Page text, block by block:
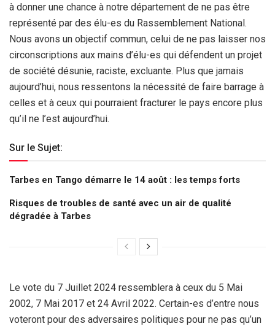
à donner une chance à notre département de ne pas être
représenté par des élu-es du Rassemblement National.
Nous avons un objectif commun, celui de ne pas laisser nos
circonscriptions aux mains d’élu-es qui défendent un projet
de société désunie, raciste, excluante. Plus que jamais
aujourd’hui, nous ressentons la nécessité de faire barrage à
celles et à ceux qui pourraient fracturer le pays encore plus
qu’il ne l’est aujourd’hui.
Sur le Sujet:
Tarbes en Tango démarre le 14 août : les temps forts
Risques de troubles de santé avec un air de qualité
dégradée à Tarbes
Le vote du 7 Juillet 2024 ressemblera à ceux du 5 Mai
2002, 7 Mai 2017 et 24 Avril 2022. Certain-es d’entre nous
voteront pour des adversaires politiques pour ne pas qu’un